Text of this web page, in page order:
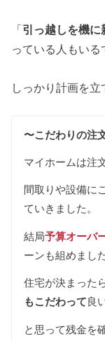
「 引っ越しを機に
っている人もいる
しっかり計画を立
〜こだわりの注
マイホームは注
間取りや設備に
ていきました。
結局予算オーバ
ーンも組めました
住宅が決まった
もこだわって良
と思って残金を